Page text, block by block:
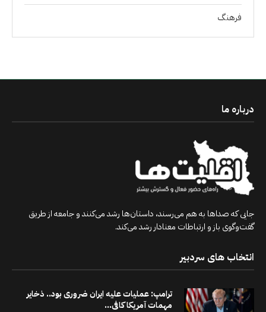
فرهنگ
درباره ما
جایی که صداها به هم می‌رسند، داستان‌ها رشد می‌کنند و جامعه از طریق
گفت‌وگوی باز و ارتباطات معنادار رشد می‌کند.
انتخاب های سردبیر
ترامپ: عملیات علیه ایران ضروری بود.. ذخایر
مهمات آمریکا کافی...